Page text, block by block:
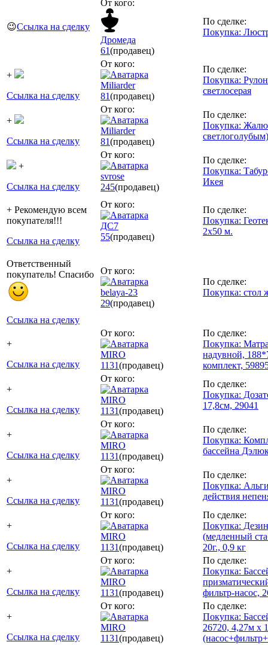
😉Ссылка на сделку
От кого:
Дромеда
61(продавец)
По сделке:
Покупка:
+
Ссылка на сделку
От кого:
Miliarder
81(продавец)
По сделке:
Покупка:
светлосерая
+
Ссылка на сделку
От кого:
Miliarder
81(продавец)
По сделке:
Покупка:
+
Ссылка на сделку
От кого:
svrose
245(продавец)
По сделке:
Покупка:
Икея
+ Рекомендую всем
покупателя!!!
Ссылка на сделку
От кого:
ДС7
55(продавец)
По сделке:
Покупка:
2х50 м.
Ответственный
покупатель! Спасибо
Ссылка на сделку
От кого:
belaya-23
29(продавец)
По сделке:
Покупка: стол
+
Ссылка на сделку
От кого:
MIRO
1131(продавец)
По сделке:
Покупка:
надувной,
комплект,
+
Ссылка на сделку
От кого:
MIRO
1131(продавец)
По сделке:
Покупка:
17,8см, 29041
+
Ссылка на сделку
От кого:
MIRO
1131(продавец)
По сделке:
Покупка:
бассейна
+
Ссылка на сделку
От кого:
MIRO
1131(продавец)
По сделке:
Покупка:
действия
+
Ссылка на сделку
От кого:
MIRO
1131(продавец)
По сделке:
Покупка:
(медленный
20г., 0,9 кг
+
Ссылка на сделку
От кого:
MIRO
1131(продавец)
По сделке:
Покупка:
фильтр-насос,
+
Ссылка на сделку
От кого:
MIRO
1131(продавец)
По сделке:
Покупка:
26720, 4,27м x